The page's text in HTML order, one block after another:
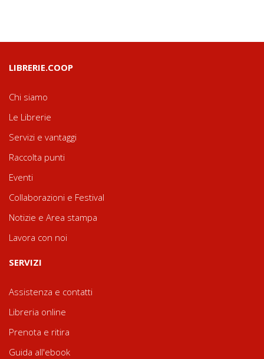
LIBRERIE.COOP
Chi siamo
Le Librerie
Servizi e vantaggi
Raccolta punti
Eventi
Collaborazioni e Festival
Notizie e Area stampa
Lavora con noi
SERVIZI
Assistenza e contatti
Libreria online
Prenota e ritira
Guida all'ebook